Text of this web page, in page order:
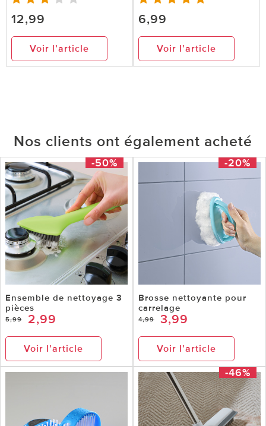
12,99
Voir l’article
6,99
Voir l’article
Nos clients ont également acheté
-50%
Ensemble de nettoyage 3
pièces
5,99 2,99
Voir l’article
-20%
Brosse nettoyante pour
carrelage
4,99 3,99
Voir l’article
-46%